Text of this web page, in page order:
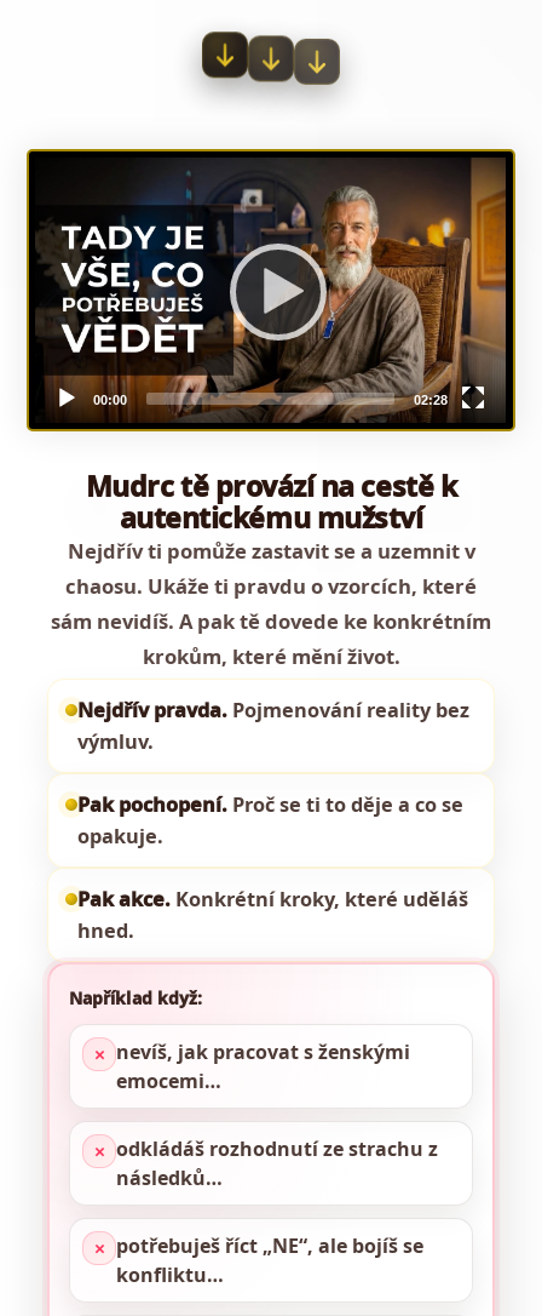
Mudrc tě provází na cestě k
autentickému mužství
Nejdřív ti pomůže zastavit se a uzemnit v
chaosu. Ukáže ti pravdu o vzorcích, které
sám nevidíš. A pak tě dovede ke konkrétním
krokům, které mění život.
Nejdřív pravda.Pojmenování reality bez
výmluv.
Pak pochopení.Proč se ti to děje a co se
opakuje.
Pak akce.Konkrétní kroky, které uděláš
hned.
Například když:
✕
nevíš, jak pracovat s ženskými
emocemi…
✕
odkládáš rozhodnutí ze strachu z
následků…
✕
potřebuješ říct „NE“, ale bojíš se
konfliktu…